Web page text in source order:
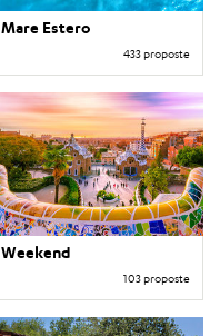
Mare Estero
433 proposte
Weekend
103 proposte